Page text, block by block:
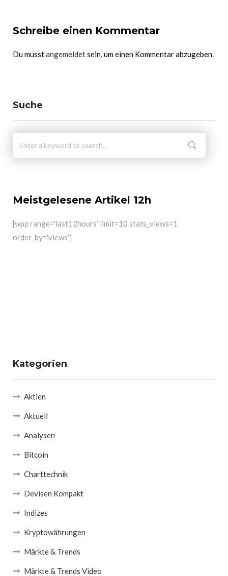
Schreibe einen Kommentar
Du musstangemeldetsein, um einen Kommentar abzugeben.
Suche
Meistgelesene Artikel 12h
[wpp range='last12hours’ limit=10 stats_views=1
order_by='views']
Kategorien
Aktien
Aktuell
Analysen
Bitcoin
Charttechnik
Devisen Kompakt
Indizes
Kryptowährungen
Märkte & Trends
Märkte & Trends Video